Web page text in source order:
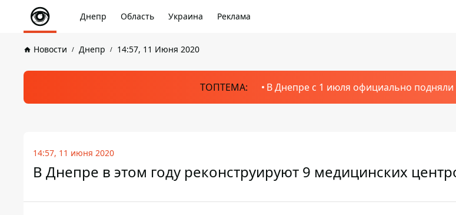
Днепр Область Украина Реклама
Новости Днепр 14:57, 11 Июня 2020
ТОПТЕМА: В Днепре с 1 июля официально подняли
14:57, 11 июня 2020
В Днепре в этом году реконструируют 9 медицинских